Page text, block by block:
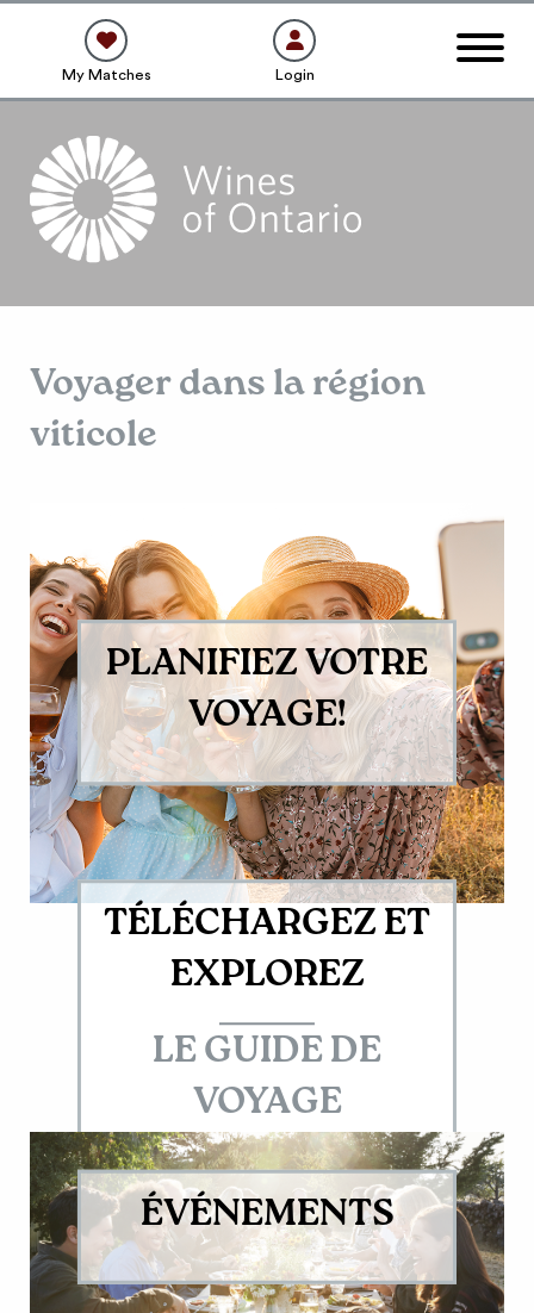
My Matches Login
Voyager dans la région
viticole
PLANIFIEZ VOTRE
VOYAGE!
TÉLÉCHARGEZ ET
EXPLOREZ
LE GUIDE DE
VOYAGE
ÉVÉNEMENTS